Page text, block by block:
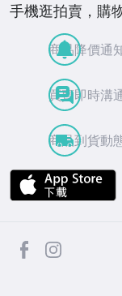
手機逛拍賣，購
商品降價通
買賣即時溝
商品到貨動
facebook